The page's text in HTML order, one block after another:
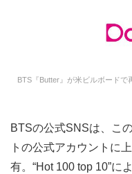
BTS『Butter』が米ビルボードで
BTSの公式SNSは、こ
トの公式アカウントに
有。“Hot 100 top 10”に